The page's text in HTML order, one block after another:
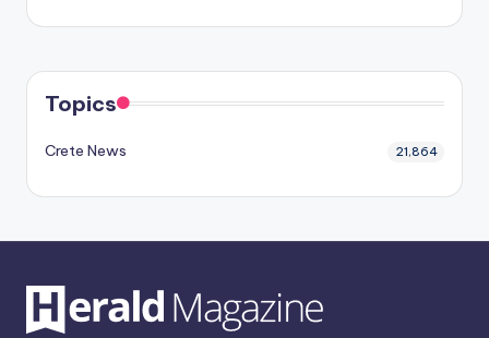
Topics
Crete News 21,864